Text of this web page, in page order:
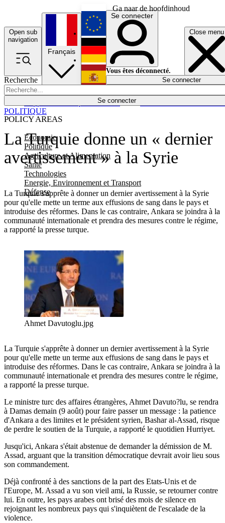
Ga naar de hoofdinhoud
Open sub
navigation
Close menu
Recherche
Se connecter
POLICY AREAS
Economie
Politique
Agriculture et Alimentation
Santé
Technologies
Energie, Environnement et Transport
Défense
Économie
Français
English
Deutsch
Español
Se connecter
Vous êtes déconnecté.
Se connecter
La Turquie donne un « dernier
avertissement » à la Syrie
La Turquie s'apprête à donner un dernier avertissement à la Syrie
pour qu'elle mette un terme aux effusions de sang dans le pays et
introduise des réformes. Dans le cas contraire, Ankara se joindra à la
communauté internationale et prendra des mesures contre le régime,
a rapporté la presse turque.
POLITIQUE
Ahmet Davutoglu.jpg
La Turquie s'apprête à donner un dernier avertissement à la Syrie
pour qu'elle mette un terme aux effusions de sang dans le pays et
introduise des réformes. Dans le cas contraire, Ankara se joindra à la
communauté internationale et prendra des mesures contre le régime,
a rapporté la presse turque.
Le ministre turc des affaires étrangères, Ahmet Davuto?lu, se rendra
à Damas demain (9 août) pour faire passer un message : la patience
d'Ankara a des limites et le président syrien, Bashar al-Assad, risque
de perdre le soutien de la Turquie, a rapporté le quotidien Hurriyet.
Jusqu'ici, Ankara s'était abstenue de demander la démission de M.
Assad, arguant que la transition démocratique devrait avoir lieu sous
son commandement.
Déjà confronté à des sanctions de la part des Etats-Unis et de
l'Europe, M. Assad a vu son vieil ami, la Russie, se retourner contre
lui. En outre, les pays arabes ont brisé des mois de silence en
rejoignant les nombreux pays qui s'inquiètent de l'escalade de la
violence.